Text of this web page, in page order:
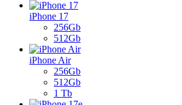
iPhone 17
256Gb
512Gb
iPhone Air
256Gb
512Gb
1 Tb